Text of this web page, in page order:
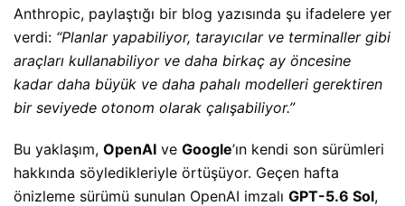
Anthropic, paylaştığı bir blog yazısında şu ifadelere yer
verdi: “Planlar yapabiliyor, tarayıcılar ve terminaller gibi
araçları kullanabiliyor ve daha birkaç ay öncesine
kadar daha büyük ve daha pahalı modelleri gerektiren
bir seviyede otonom olarak çalışabiliyor.”
Bu yaklaşım, OpenAI ve Google’ın kendi son sürümleri
hakkında söyledikleriyle örtüşüyor. Geçen hafta
önizleme sürümü sunulan OpenAI imzalı GPT-5.6 Sol,